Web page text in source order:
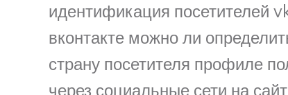
идентификация посетителей
вконтакте можно ли
страну посетителя профиле
через социальные сети на